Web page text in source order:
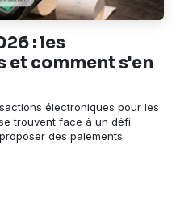
: les
comment s'en
électroniques pour les
trouvent face à un défi
des paiements